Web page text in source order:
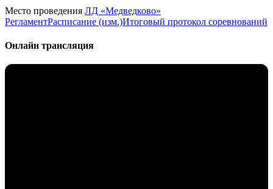
Место проведения ЛД «Медведково»
РегламентРасписание (изм.)Итоговый протокол соревнований
Онлайн трансляция